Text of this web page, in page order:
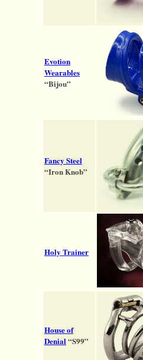
Evotion
Wearables
“Bijou”
Fancy Steel
“Iron Knob”
Holy Trainer
House of
Denial“S99”